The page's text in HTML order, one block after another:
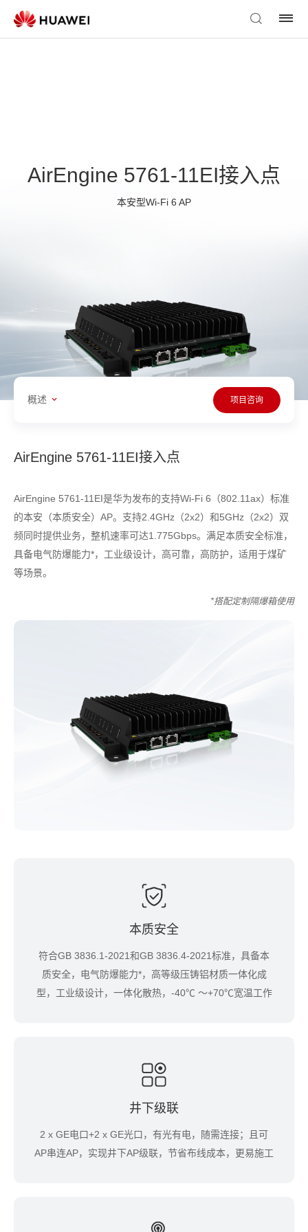
AirEngine 5761-11EI接入点
本安型Wi-Fi 6 AP
概述 项目咨询
AirEngine 5761-11EI接入点
AirEngine 5761-11EI是华为发布的支持Wi-Fi 6（802.11ax）标准
的本安（本质安全）AP。支持2.4GHz（2x2）和5GHz（2x2）双
频同时提供业务，整机速率可达1.775Gbps。满足本质安全标准，
具备电气防爆能力*，工业级设计，高可靠，高防护，适用于煤矿
等场景。
*搭配定制隔爆箱使用
本质安全
符合GB 3836.1-2021和GB 3836.4-2021标准，具备本
质安全，电气防爆能力*，高等级压铸铝材质一体化成
型，工业级设计，一体化散热，-40℃ ～+70℃宽温工作
井下级联
2 x GE电口+2 x GE光口，有光有电，随需连接；且可
AP串连AP，实现井下AP级联，节省布线成本，更易施工